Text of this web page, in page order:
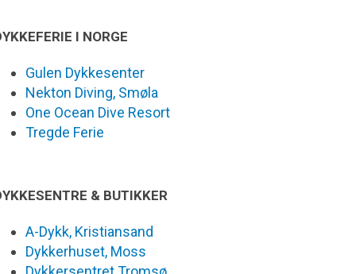
I NORGE
Gulen Dykkesenter
Nekton Diving, Smøla
One Ocean Dive Resort
Tregde Ferie
& BUTIKKER
A-Dykk, Kristiansand
Dykkerhuset, Moss